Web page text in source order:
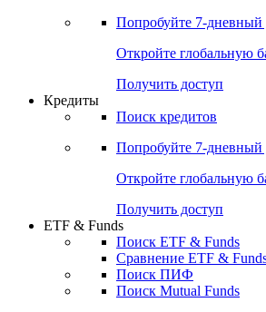
Попробуйте 7-дневный
Откройте глобальную
Получить доступ
Кредиты
Поиск кредитов
Попробуйте 7-дневный
Откройте глобальную
Получить доступ
ETF & Funds
Поиск ETF & Funds
Сравнение ETF &
Поиск ПИФ
Поиск Mutual Funds